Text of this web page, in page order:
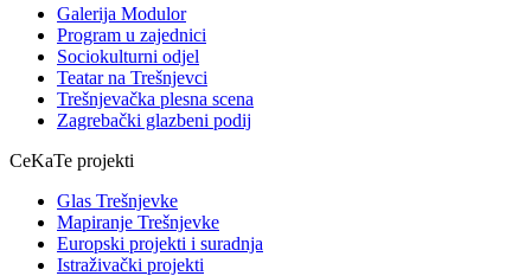
Galerija Modulor
Program u zajednici
Sociokulturni odjel
Teatar na Trešnjevci
Trešnjevačka plesna scena
Zagrebački glazbeni podij
CeKaTe projekti
Glas Trešnjevke
Mapiranje Trešnjevke
Europski projekti i suradnja
Istraživački projekti